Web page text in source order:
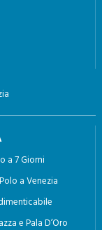
a 7 Giorni
a Venezia